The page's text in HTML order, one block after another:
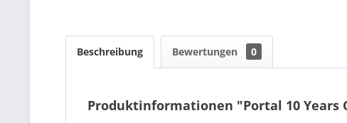
Beschreibung Bewertungen 0
Produktinformationen "Portal 10 Years